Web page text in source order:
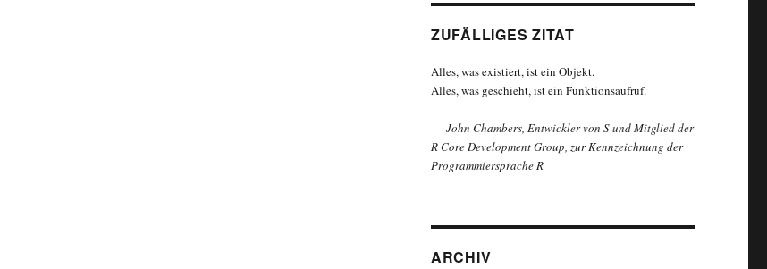
ZUFÄLLIGES ZITAT
Alles, was existiert, ist ein Objekt.
Alles, was geschieht, ist ein Funktionsaufruf.
— John Chambers, Entwickler von S und Mitglied der
R Core Development Group, zur Kennzeichnung der
Programmiersprache R
ARCHIV